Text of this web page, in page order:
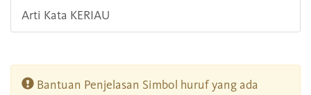
Arti Kata KERIAU
Bantuan Penjelasan Simbol huruf yang ada